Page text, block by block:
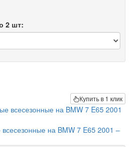
2 шт:
Купить в 1 клик
на BMW 7 E65 2001 –